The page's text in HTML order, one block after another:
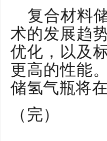
复合材料
术的发展趋
优化，以及
更高的性能
储氢气瓶将
（完）